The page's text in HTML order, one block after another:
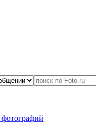
фотографий